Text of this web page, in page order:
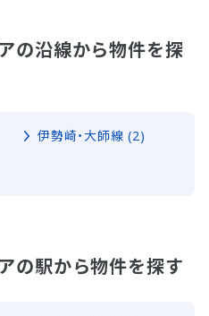
の沿線から物件を探
伊勢崎・大師線 (2)
の駅から物件を探す